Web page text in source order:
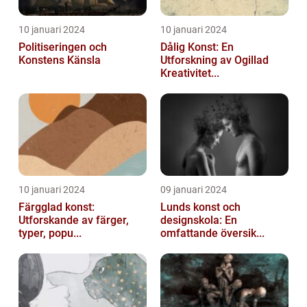
10 januari 2024
Politiseringen och
Konstens Känsla
10 januari 2024
Dålig Konst: En
Utforskning av Ogillad
Kreativitet...
10 januari 2024
Färgglad konst:
Utforskande av färger,
typer, popu...
09 januari 2024
Lunds konst och
designskola: En
omfattande översik...